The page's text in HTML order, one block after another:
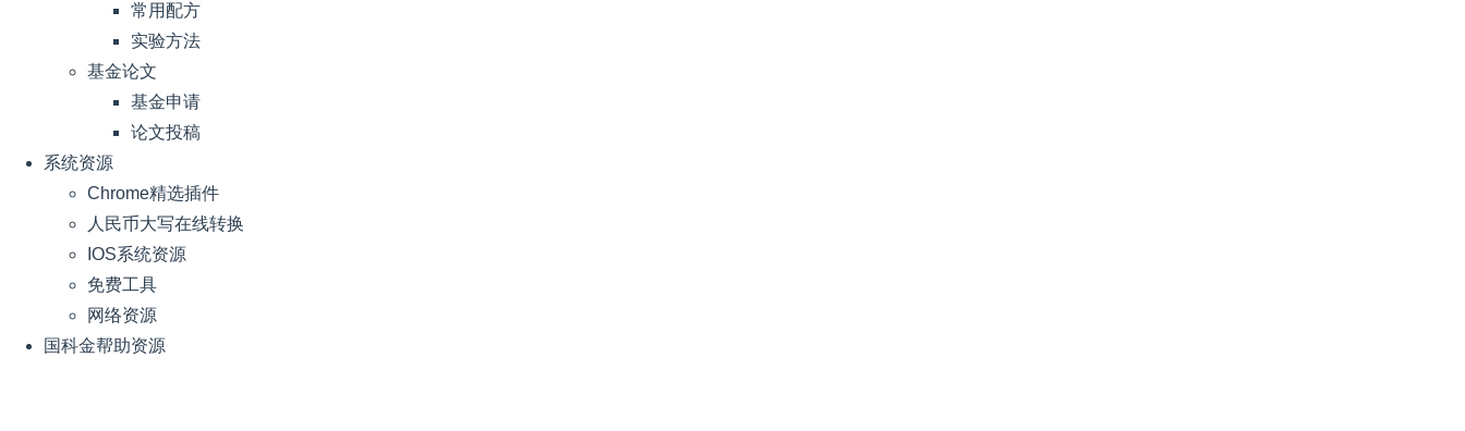
常用配方
实验方法
基金论文
基金申请
论文投稿
系统资源
Chrome精选插件
人民币大写在线转换
IOS系统资源
免费工具
网络资源
国科金帮助资源